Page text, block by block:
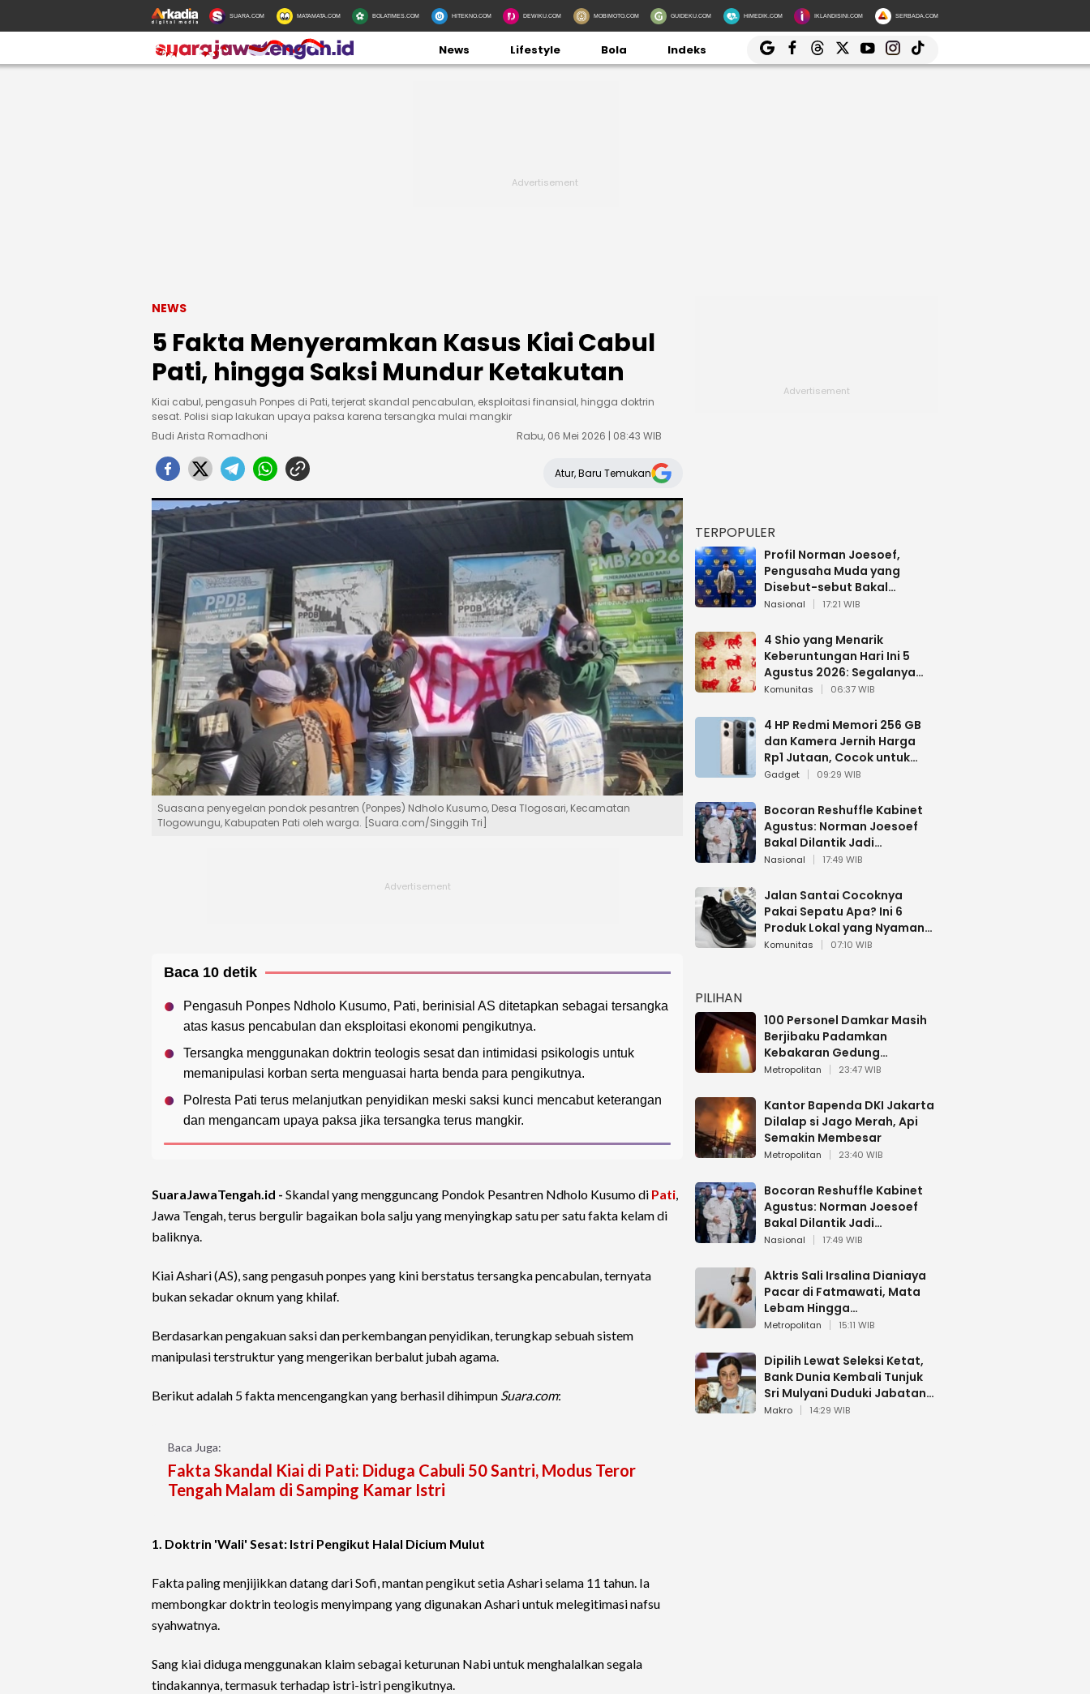
SUARA.COM MATAMATA.COM BOLATIMES.COM HITEKNO.COM DEWIKU.COM MOBIMOTO.COM GUIDEKU.COM HIMEDIK.COM IKLANDISINI.COM SERBADA.COM
News Lifestyle Bola Indeks
NEWS
5 Fakta Menyeramkan Kasus Kiai Cabul
Pati, hingga Saksi Mundur Ketakutan
Kiai cabul, pengasuh Ponpes di Pati, terjerat skandal pencabulan, eksploitasi finansial, hingga doktrin
sesat. Polisi siap lakukan upaya paksa karena tersangka mulai mangkir
Budi Arista Romadhoni
Rabu, 06 Mei 2026 | 08:43 WIB
Atur, Baru Temukan
Suasana penyegelan pondok pesantren (Ponpes) Ndholo Kusumo, Desa Tlogosari, Kecamatan
Tlogowungu, Kabupaten Pati oleh warga. [Suara.com/Singgih Tri]
Baca 10 detik
Pengasuh Ponpes Ndholo Kusumo, Pati, berinisial AS ditetapkan sebagai tersangka
atas kasus pencabulan dan eksploitasi ekonomi pengikutnya.
Tersangka menggunakan doktrin teologis sesat dan intimidasi psikologis untuk
memanipulasi korban serta menguasai harta benda para pengikutnya.
Polresta Pati terus melanjutkan penyidikan meski saksi kunci mencabut keterangan
dan mengancam upaya paksa jika tersangka terus mangkir.
SuaraJawaTengah.id - Skandal yang mengguncang Pondok Pesantren Ndholo Kusumo di Pati,
Jawa Tengah, terus bergulir bagaikan bola salju yang menyingkap satu per satu fakta kelam di
baliknya.
Kiai Ashari (AS), sang pengasuh ponpes yang kini berstatus tersangka pencabulan, ternyata
bukan sekadar oknum yang khilaf.
Berdasarkan pengakuan saksi dan perkembangan penyidikan, terungkap sebuah sistem
manipulasi terstruktur yang mengerikan berbalut jubah agama.
Berikut adalah 5 fakta mencengangkan yang berhasil dihimpun Suara.com:
Baca Juga:
Fakta Skandal Kiai di Pati: Diduga Cabuli 50 Santri, Modus Teror
Tengah Malam di Samping Kamar Istri
1. Doktrin 'Wali' Sesat: Istri Pengikut Halal Dicium Mulut
Fakta paling menjijikkan datang dari Sofi, mantan pengikut setia Ashari selama 11 tahun. Ia
membongkar doktrin teologis menyimpang yang digunakan Ashari untuk melegitimasi nafsu
syahwatnya.
Sang kiai diduga menggunakan klaim sebagai keturunan Nabi untuk menghalalkan segala
tindakannya, termasuk terhadap istri-istri pengikutnya.
TERPOPULER
Profil Norman Joesoef,
Pengusaha Muda yang
Disebut-sebut Bakal
Dilantik Jadi Wamenhan RI
Nasional 17:21 WIB
4 Shio yang Menarik
Keberuntungan Hari Ini 5
Agustus 2026: Segalanya
Berjalan Lancar
Komunitas 06:37 WIB
4 HP Redmi Memori 256 GB
dan Kamera Jernih Harga
Rp1 Jutaan, Cocok untuk
Multitasking
Gadget 09:29 WIB
Bocoran Reshuffle Kabinet
Agustus: Norman Joesoef
Bakal Dilantik Jadi
Wamenhan RI
Nasional 17:49 WIB
Jalan Santai Cocoknya
Pakai Sepatu Apa? Ini 6
Produk Lokal yang Nyaman
Buat 17 Agustusan
Komunitas 07:10 WIB
PILIHAN
100 Personel Damkar Masih
Berjibaku Padamkan
Kebakaran Gedung
Bapenda DKI
Metropolitan 23:47 WIB
Kantor Bapenda DKI Jakarta
Dilalap si Jago Merah, Api
Semakin Membesar
Metropolitan 23:40 WIB
Bocoran Reshuffle Kabinet
Agustus: Norman Joesoef
Bakal Dilantik Jadi
Wamenhan RI
Nasional 17:49 WIB
Aktris Sali Irsalina Dianiaya
Pacar di Fatmawati, Mata
Lebam Hingga
Diselamatkan Polantas
Metropolitan 15:11 WIB
Dipilih Lewat Seleksi Ketat,
Bank Dunia Kembali Tunjuk
Sri Mulyani Duduki Jabatan
Strategis
Makro 14:29 WIB